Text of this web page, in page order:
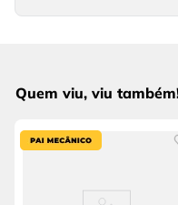
Quem viu, viu